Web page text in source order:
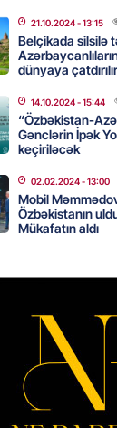
kartını indi
- 15:07
sədr
Ukraynaya
hazırdır –
- 14:45
21.10.2024- 13:15
Belçikada silsilə
dünyaya çatdırılır
14.10.2024- 15:44
“Özbəkistan-
Gənclərin İpək
keçiriləcək
02.02.2024- 13:00
Mobil
Özbəkistanın
Mükafatın aldı